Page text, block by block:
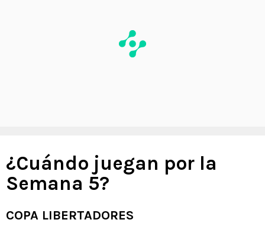
¿Cuándo juegan por la
Semana 5?
COPA LIBERTADORES